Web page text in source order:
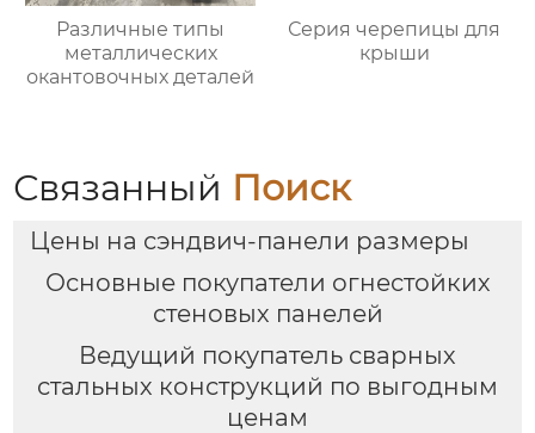
Различные типы
металлических
окантовочных деталей
Серия черепицы для
крыши
Связанный Поиск
Цены на сэндвич-панели размеры
Основные покупатели огнестойких
стеновых панелей
Ведущий покупатель сварных
стальных конструкций по выгодным
ценам